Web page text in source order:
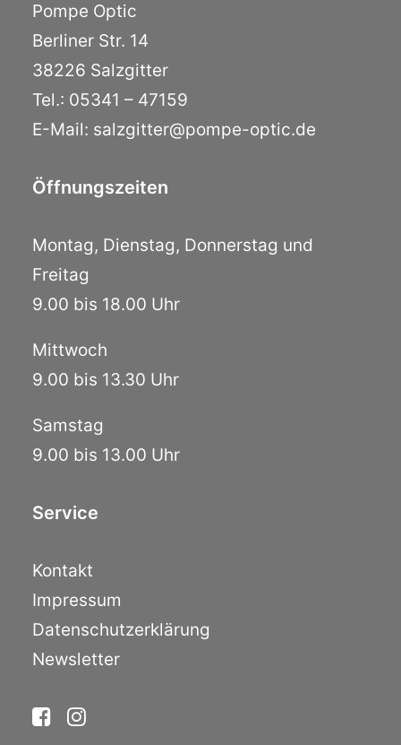
Pompe Optic
Berliner Str. 14
38226 Salzgitter
Tel.: 05341 – 47159
E-Mail: salzgitter@pompe-optic.de
Öffnungszeiten
Montag, Dienstag, Donnerstag und
Freitag
9.00 bis 18.00 Uhr
Mittwoch
9.00 bis 13.30 Uhr
Samstag
9.00 bis 13.00 Uhr
Service
Kontakt
Impressum
Datenschutzerklärung
Newsletter